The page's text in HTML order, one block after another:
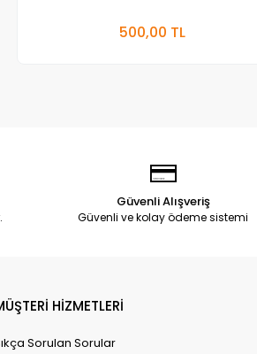
500,00 TL
Güvenli Alışveriş
Güvenli ve kolay ödeme sistemi
HİZMETLERİ
Sorulan Sorular